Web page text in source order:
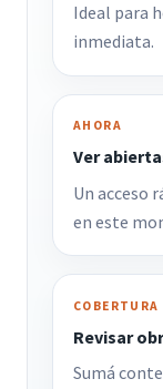
Ideal para
inmediata.
AHORA
Ver
Un acceso
en este
COBERTURA
Revisar
Sumá